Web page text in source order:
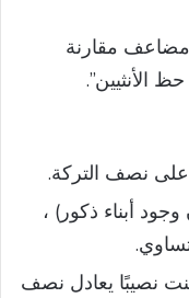
مقارنة
الأنثيين”.
على نصف التركة.
أبناء ذكور) ،
نصيبًا يعادل نصف